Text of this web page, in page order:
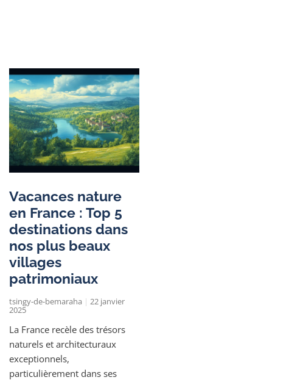
Vacances nature
en France : Top 5
destinations dans
nos plus beaux
villages
patrimoniaux
tsingy-de-bemaraha 22 janvier
2025
La France recèle des trésors
naturels et architecturaux
exceptionnels,
particulièrement dans ses